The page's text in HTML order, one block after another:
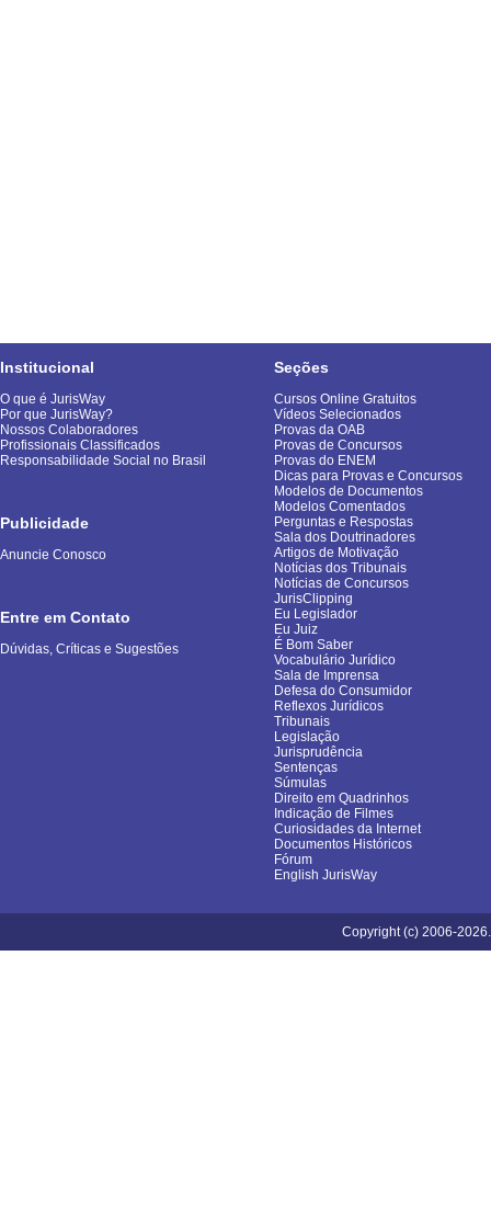
Institucional
O que é JurisWay
Por que JurisWay?
Nossos Colaboradores
Profissionais Classificados
Responsabilidade Social no Brasil
Publicidade
Anuncie Conosco
Entre em Contato
Dúvidas, Críticas e Sugestões
Seções
Cursos Online Gratuitos
Vídeos Selecionados
Provas da OAB
Provas de Concursos
Provas do ENEM
Dicas para Provas e Concursos
Modelos de Documentos
Modelos Comentados
Perguntas e Respostas
Sala dos Doutrinadores
Artigos de Motivação
Notícias dos Tribunais
Notícias de Concursos
JurisClipping
Eu Legislador
Eu Juiz
É Bom Saber
Vocabulário Jurídico
Sala de Imprensa
Defesa do Consumidor
Reflexos Jurídicos
Tribunais
Legislação
Jurisprudência
Sentenças
Súmulas
Direito em Quadrinhos
Indicação de Filmes
Curiosidades da Internet
Documentos Históricos
Fórum
English JurisWay
Copyright (c) 2006-